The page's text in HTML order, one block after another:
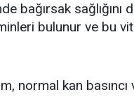
bağırsak sağlığını
bulunur ve bu
normal kan basıncı